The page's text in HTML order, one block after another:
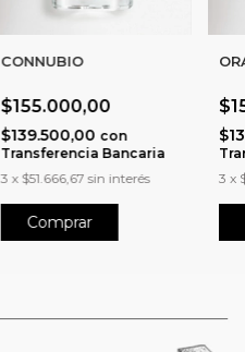
CONNUBIO
$155.000,00
$139.500,00con
Transferencia Bancaria
3 x$51.666,67 sin interés
Comprar
3 x